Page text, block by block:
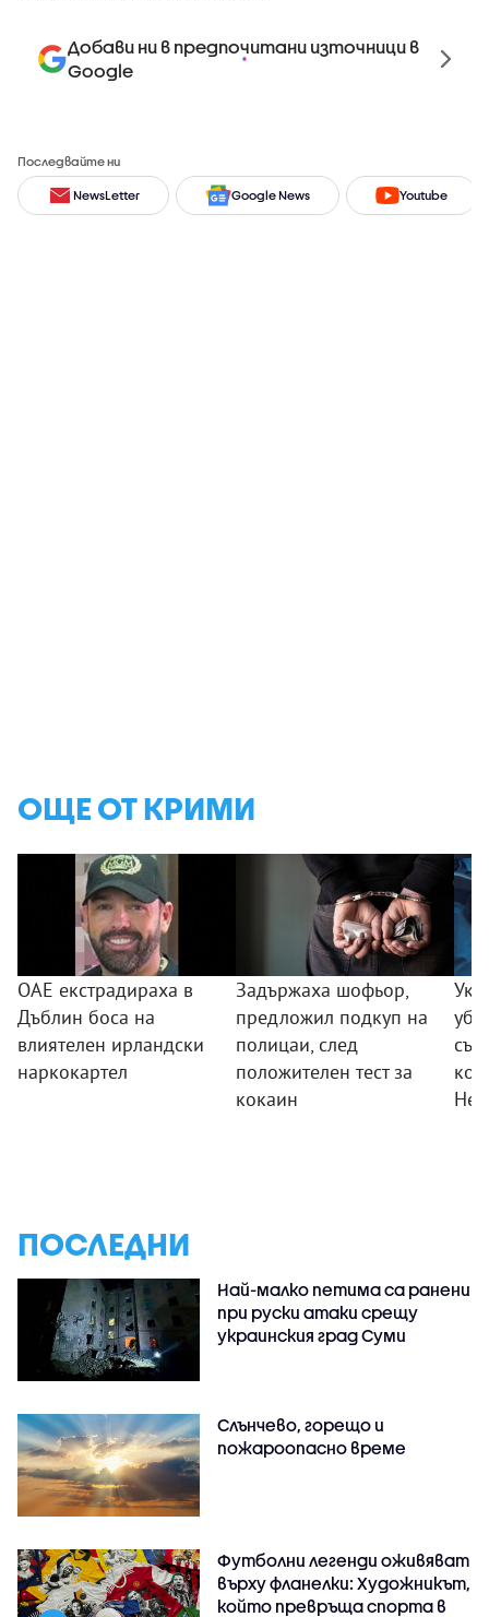
Добави ни в предпочитани източници в
Google
Последвайте ни
NewsLetter Google News Youtube
ОЩЕ ОТ КРИМИ
ОАЕ екстрадираха в
Дъблин боса на
влиятелен ирландски
наркокартел
Задържаха шофьор,
предложил подкуп на
полицаи, след
положителен тест за
кокаин
ПОСЛЕДНИ
Най-малко петима са ранени
при руски атаки срещу
украинския град Суми
Слънчево, горещо и
пожароопасно време
Футболни легенди оживяват
върху фланелки: Художникът,
който превръща спорта в